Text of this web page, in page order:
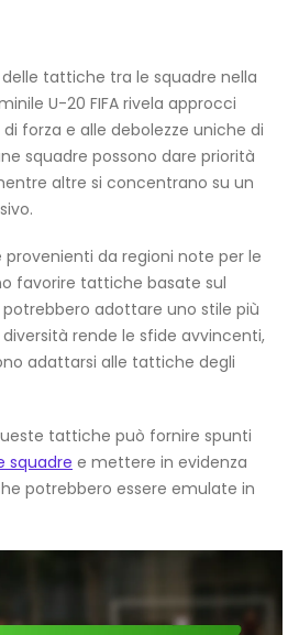
tattiche tra le squadre nella
U-20 FIFA rivela approcci
forza e alle debolezze uniche di
squadre possono dare priorità
altre si concentrano su un
provenienti da regioni note per le
favorire tattiche basate sul
adottare uno stile più
rende le sfide avvincenti,
adattarsi alle tattiche degli
tattiche può fornire spunti
squadre e mettere in evidenza
potrebbero essere emulate in